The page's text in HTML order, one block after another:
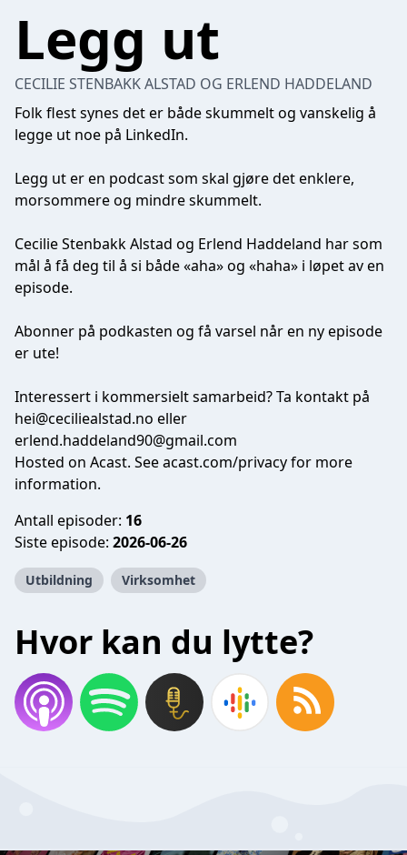
Legg ut
CECILIE STENBAKK ALSTAD OG ERLEND HADDELAND
Folk flest synes det er både skummelt og vanskelig å
legge ut noe på LinkedIn.
Legg ut er en podcast som skal gjøre det enklere,
morsommere og mindre skummelt.
Cecilie Stenbakk Alstad og Erlend Haddeland har som
mål å få deg til å si både «aha» og «haha» i løpet av en
episode.
Abonner på podkasten og få varsel når en ny episode
er ute!
Interessert i kommersielt samarbeid? Ta kontakt på
hei@ceciliealstad.no eller
erlend.haddeland90@gmail.com
Hosted on Acast. Seeacast.com/privacyfor more
information.
Antall episoder: 16
Siste episode: 2026-06-26
Utbildning Virksomhet
Hvor kan du lytte?